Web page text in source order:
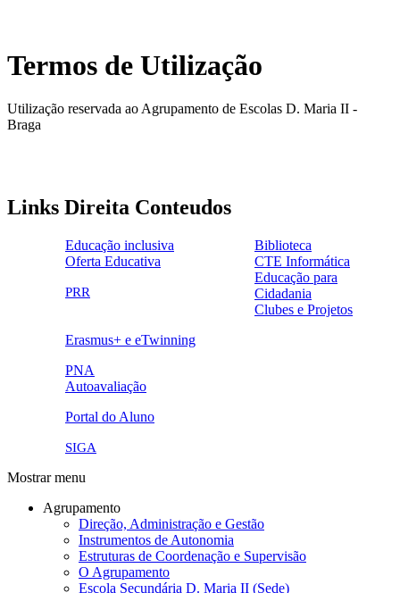
Termos de Utilização
Utilização reservada ao Agrupamento de Escolas D. Maria II -
Braga
Links Direita Conteudos
ensinoinclusivo.png
Educação inclusiva
link1.png
Biblioteca
oferta_edu.png
Oferta Educativa
cte2.png
CTE Informática
selo_importancia_estrategica.png
PRR
logo_epc_2.png
Educação para
Cidadania
Clubes e Projetos
ue.png.png
Erasmus+ e eTwinning
pna.png
PNA
eye-42848_640.png
Autoavaliação
link4.png
Portal do Aluno
SIGA
Mostrar menu
Agrupamento
Direção, Administração e Gestão
Instrumentos de Autonomia
Estruturas de Coordenação e Supervisão
O Agrupamento
Escola Secundária D. Maria II (Sede)